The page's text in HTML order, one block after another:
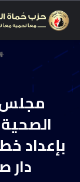
مجلس
بإعداد
دار